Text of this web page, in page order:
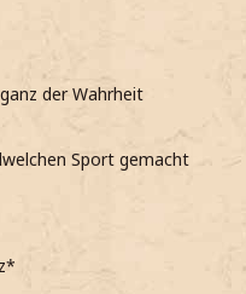
der Wahrheit
Sport gemacht